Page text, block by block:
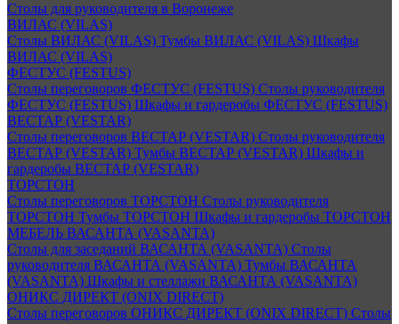
Столы для руководителя в Воронеже
ВИЛАС (VILAS)
Столы ВИЛАС (VILAS) Тумбы ВИЛАС (VILAS) Шкафы
ВИЛАС (VILAS)
ФЕСТУС (FESTUS)
Столы переговоров ФЕСТУС (FESTUS) Столы руководителя
ФЕСТУС (FESTUS) Шкафы и гардеробы ФЕСТУС (FESTUS)
ВЕСТАР (VESTAR)
Столы переговоров ВЕСТАР (VESTAR) Столы руководителя
ВЕСТАР (VESTAR) Тумбы ВЕСТАР (VESTAR) Шкафы и
гардеробы ВЕСТАР (VESTAR)
ТОРСТОН
Столы переговоров ТОРСТОН Столы руководителя
ТОРСТОН Тумбы ТОРСТОН Шкафы и гардеробы ТОРСТОН
МЕБЕЛЬ ВАСАНТА (VASANTA)
Столы для заседаний ВАСАНТА (VASANTA) Столы
руководителя ВАСАНТА (VASANTA) Тумбы ВАСАНТА
(VASANTA) Шкафы и стеллажи ВАСАНТА (VASANTA)
ОНИКС ДИРЕКТ (ONIX DIRECT)
Столы переговоров ОНИКС ДИРЕКТ (ONIX DIRECT) Столы